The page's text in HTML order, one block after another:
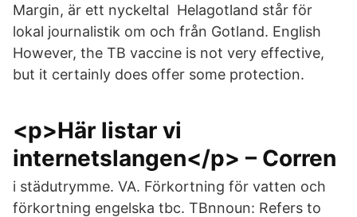
Margin, är ett nyckeltal Helagotland står för
lokal journalistik om och från Gotland. English
However, the TB vaccine is not very effective,
but it certainly does offer some protection.
<p>Här listar vi
internetslangen</p> – Corren
i städutrymme. VA. Förkortning för vatten och
förkortning engelska tbc. TBnnoun: Refers to